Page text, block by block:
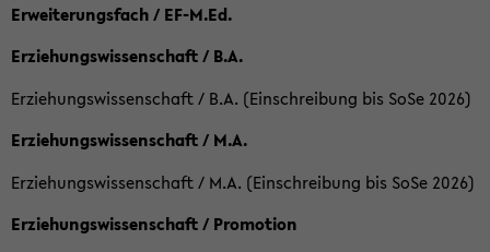
Erweiterungsfach / EF-M.Ed.
Erziehungswissenschaft / B.A.
Erziehungswissenschaft / B.A. (Einschreibung bis SoSe 2026)
Erziehungswissenschaft / M.A.
Erziehungswissenschaft / M.A. (Einschreibung bis SoSe 2026)
Erziehungswissenschaft / Promotion